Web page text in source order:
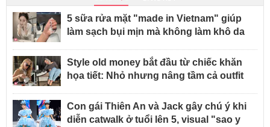
5 sữa rửa mặt "made in Vietnam" giúp
làm sạch bụi mịn mà không làm khô da
Style old money bắt đầu từ chiếc khăn
họa tiết: Nhỏ nhưng nâng tầm cả outfit
Con gái Thiên An và Jack gây chú ý khi
diễn catwalk ở tuổi lên 5, visual "sao y